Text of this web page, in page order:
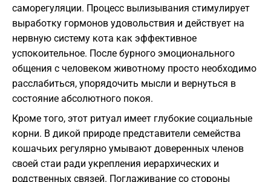
саморегуляции. Процесс вылизывания стимулирует
выработку гормонов удовольствия и действует на
нервную систему кота как эффективное
успокоительное. После бурного эмоционального
общения с человеком животному просто необходимо
расслабиться, упорядочить мысли и вернуться в
состояние абсолютного покоя.
Кроме того, этот ритуал имеет глубокие социальные
корни. В дикой природе представители семейства
кошачьих регулярно умывают доверенных членов
своей стаи ради укрепления иерархических и
родственных связей. Поглаживание со стороны